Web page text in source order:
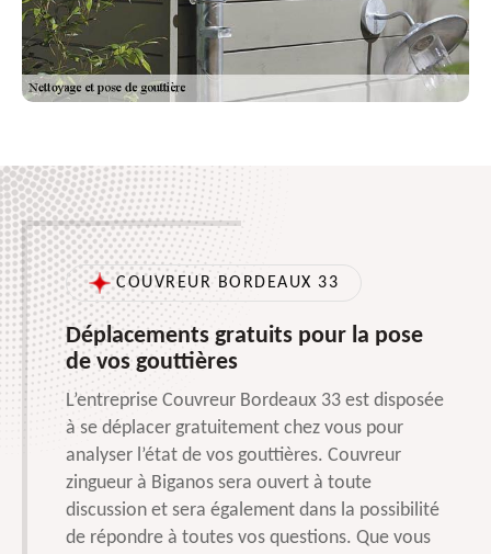
COUVREUR BORDEAUX 33
Déplacements gratuits pour la pose
de vos gouttières
L’entreprise Couvreur Bordeaux 33 est disposée
à se déplacer gratuitement chez vous pour
analyser l’état de vos gouttières. Couvreur
zingueur à Biganos sera ouvert à toute
discussion et sera également dans la possibilité
de répondre à toutes vos questions. Que vous